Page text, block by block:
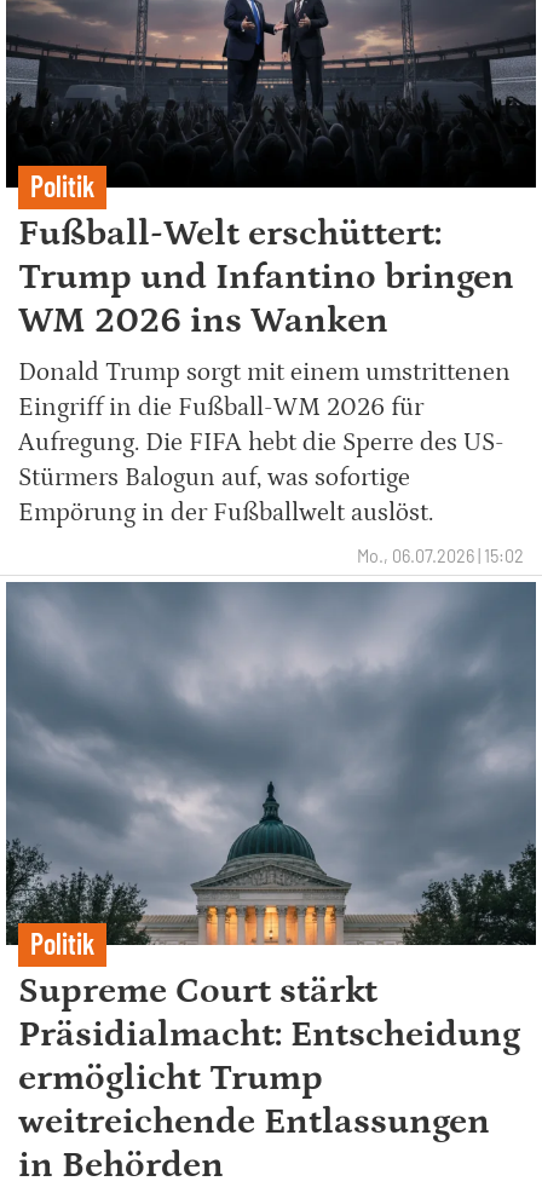
Politik
Fußball-Welt erschüttert:
Trump und Infantino bringen
WM 2026 ins Wanken
Donald Trump sorgt mit einem umstrittenen
Eingriff in die Fußball-WM 2026 für
Aufregung. Die FIFA hebt die Sperre des US-
Stürmers Balogun auf, was sofortige
Empörung in der Fußballwelt auslöst.
Mo., 06.07.2026 | 15:02
Politik
Supreme Court stärkt
Präsidialmacht: Entscheidung
ermöglicht Trump
weitreichende Entlassungen
in Behörden